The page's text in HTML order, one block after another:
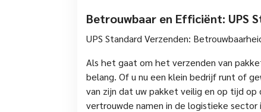
Betrouwbaar en Efficiënt: UPS
UPS Standard Verzenden:
Als het gaat om het verzenden van
belang. Of u nu een klein bedrijf runt of
van zijn dat uw pakket veilig en op tijd
vertrouwde namen in de logistieke sector